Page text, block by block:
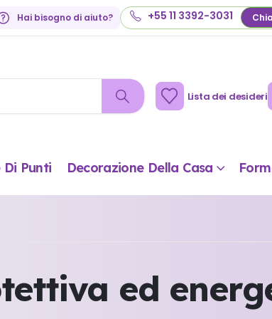
Hai bisogno di aiuto? +55 11 3392-3031
Lista dei desideri
Di Punti Decorazione Della Casa
ed